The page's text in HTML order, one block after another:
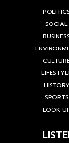
POLITICS
SOCIAL
BUSINESS
HISTORY
SPORTS
LOOK